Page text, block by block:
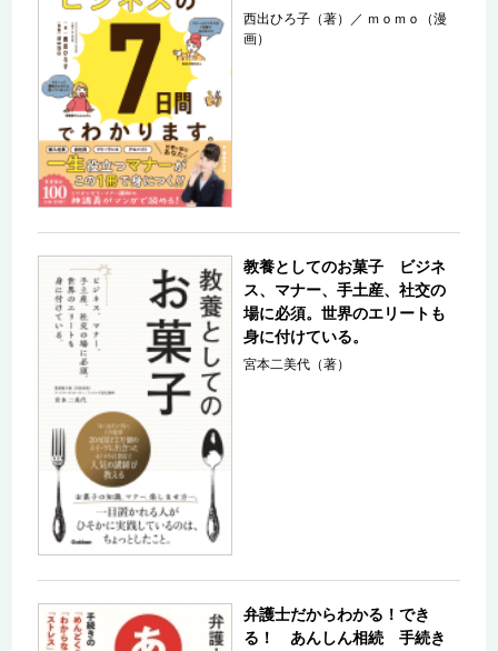
西出ひろ子（著） ／ ｍｏｍｏ（漫
画）
教養としてのお菓子 ビジネ
ス、マナー、手土産、社交の
場に必須。世界のエリートも
身に付けている。
宮本二美代（著）
弁護士だからわかる！でき
る！ あんしん相続 手続き